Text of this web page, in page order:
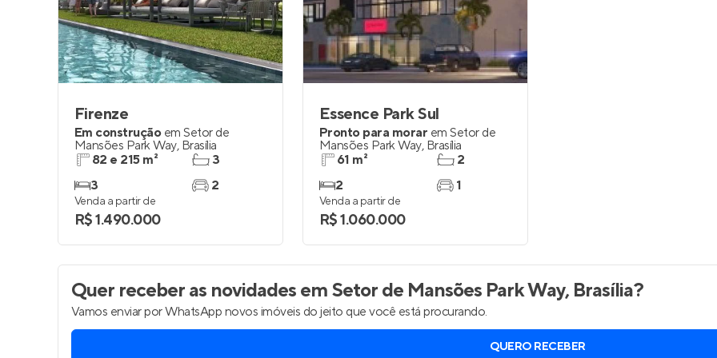
Entrar no Painel de ClientesEntrar no Painel de Clientes
Entrar no Apto
Firenze
Em construção em Setor de
Mansões Park Way, Brasília
82 e 215 m²
3
3
2
Venda a partir de
R$ 1.490.000
Essence Park Sul
Pronto para morar em Setor de
Mansões Park Way, Brasília
61 m²
2
2
1
Venda a partir de
R$ 1.060.000
Quer receber as novidadesem Setor de Mansões Park Way, Brasília?
Vamos enviar por WhatsApp novos imóveis do jeito que você está procurando.
QUERO RECEBER